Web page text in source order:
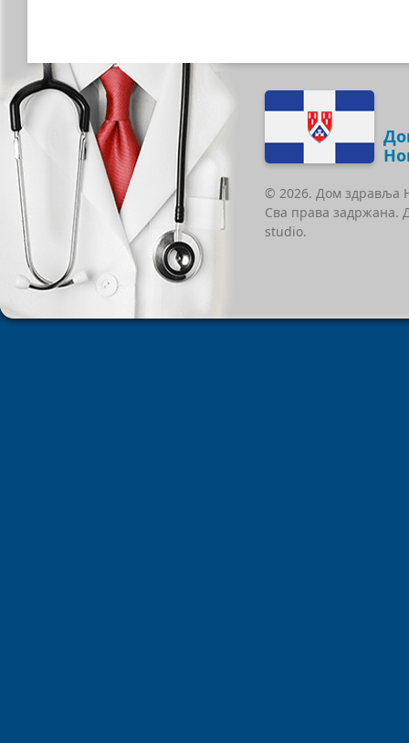
© 2026. Дом здравља
Сва права задржана.
studio.